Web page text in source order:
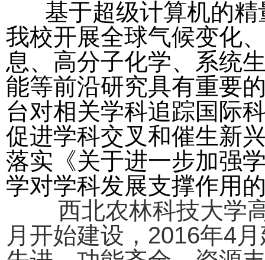
基于超级计算机的精
我校开展全球气候变化
息、高分子化学、系统
能等前沿研究具有重要
台对相关学科追踪国际
促进学科交叉和催生新
落实《关于进一步加强
学对学科发展支撑作用
西北农林科技大学高
月开始建设，2016年4